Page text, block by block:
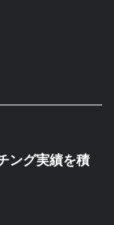
ング実績を積